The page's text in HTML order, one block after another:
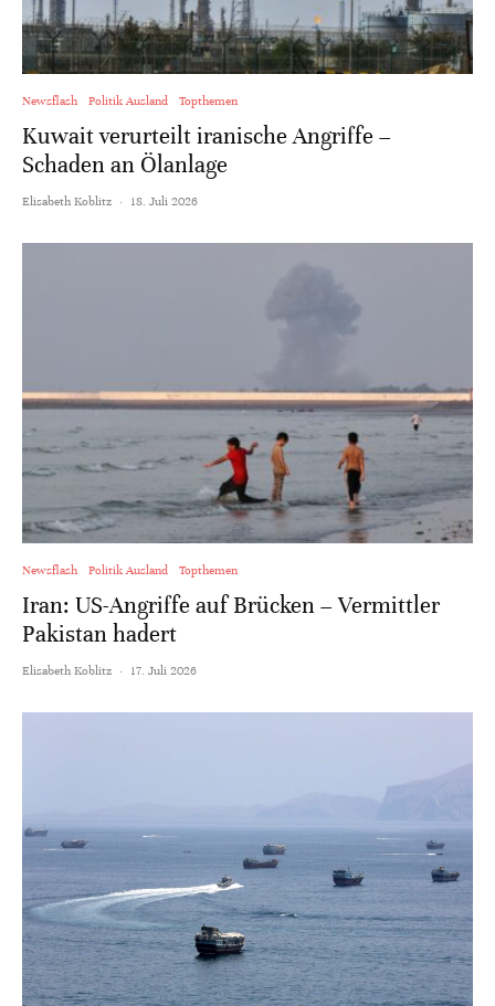
Newsflash Politik Ausland Topthemen
Kuwait verurteilt iranische Angriffe –
Schaden an Ölanlage
Elisabeth Koblitz · 18. Juli 2026
Newsflash Politik Ausland Topthemen
Iran: US-Angriffe auf Brücken – Vermittler
Pakistan hadert
Elisabeth Koblitz · 17. Juli 2026